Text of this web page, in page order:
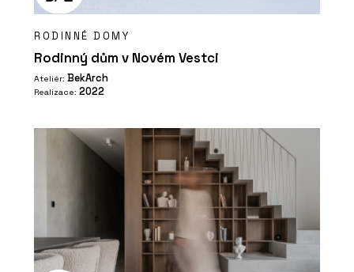
RODINNÉ DOMY
Rodinný dům v Novém Vestci
Ateliér: BekArch
Realizace: 2022